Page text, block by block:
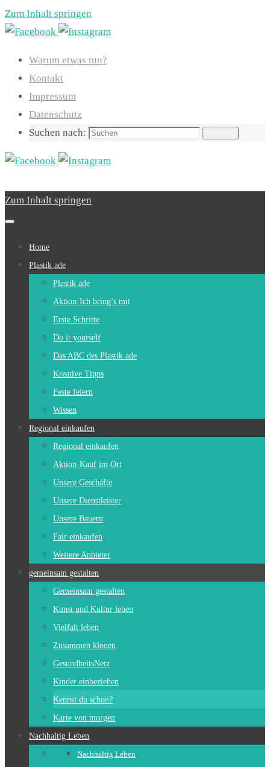
Zum Inhalt springen
Warum etwas tun?
Kontakt
Impressum
Datenschutz
Suchen nach:
Zum Inhalt springen
Home
Plastik ade
Plastik ade
Aktion-Ich bring’s mit
Erste Schritte
Do it yourself
Das ABC des Plastik ade
Kreative Tipps
Feste feiern
Wissen
Regional einkaufen
Regional einkaufen
Aktion-Kauf im Ort
Unsere Geschäfte
Unsere Dienstleister
Unsere Bauern
Fair einkaufen
Weitere Anbieter
gemeinsam gestalten
Gemeinsam gestalten
Kunst und Kultur leben
Vielfalt leben
Zusammen klönen
GesundheitsNetz
Kinder einbeziehen
Kennst du schon?
Karte von morgen
Nachhaltig Leben
Nachhaltig Leben